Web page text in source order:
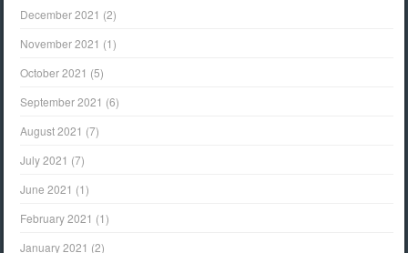
December 2021 (2)
November 2021 (1)
October 2021 (5)
September 2021 (6)
August 2021 (7)
July 2021 (7)
June 2021 (1)
February 2021 (1)
January 2021 (2)